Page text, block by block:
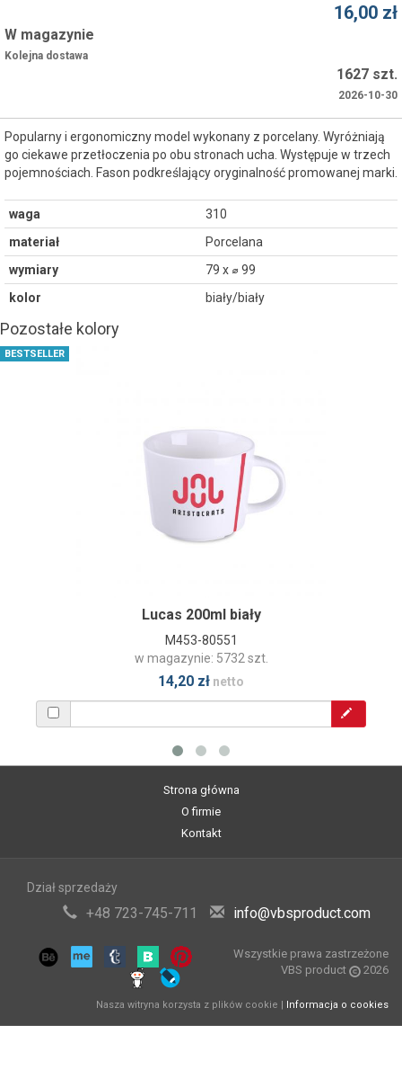
16,00 zł
W magazynie
Kolejna dostawa
1627 szt.
2026-10-30
Popularny i ergonomiczny model wykonany z porcelany. Wyróżniają
go ciekawe przetłoczenia po obu stronach ucha. Występuje w trzech
pojemnościach. Fason podkreślający oryginalność promowanej marki.
waga
310
materiał
Porcelana
wymiary
79 x ⌀ 99
kolor
biały/biały
Pozostałe kolory
BESTSELLER
Lucas 200ml biały
M453-80551
w magazynie: 5732 szt.
14,20 zł netto
Strona główna
O firmie
Kontakt
Dział sprzedaży
+48 723-745-711 info@vbsproduct.com
Wszystkie prawa zastrzeżone
VBS product
2026
Nasza witryna korzysta z plików cookie | Informacja o cookies